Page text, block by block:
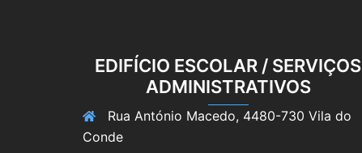
EDIFÍCIO ESCOLAR / SERVIÇOS
ADMINISTRATIVOS
Rua António Macedo, 4480-730 Vila do
Conde